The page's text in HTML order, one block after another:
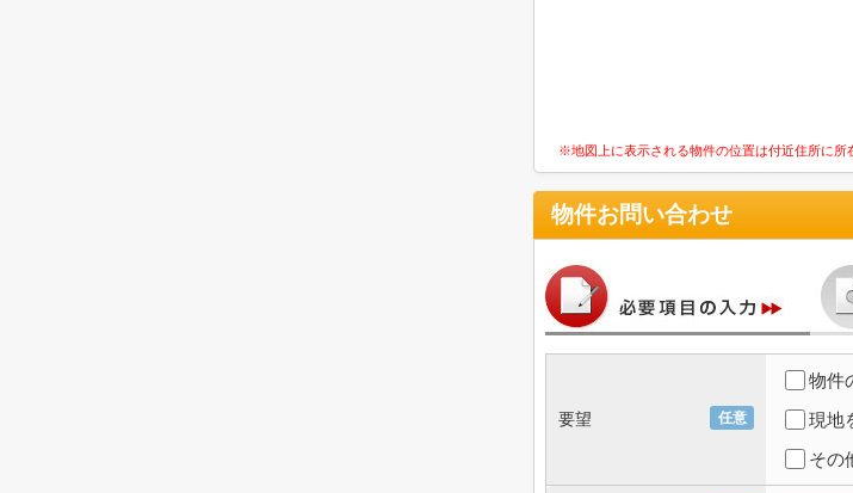
※地図上に表示される物件の位置は付近住所に所
物件お問い合わせ
任意
要望
物件
現地
その